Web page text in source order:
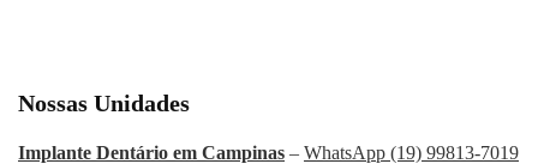
Nossas Unidades
Implante Dentário em Campinas – WhatsApp (19) 99813-7019